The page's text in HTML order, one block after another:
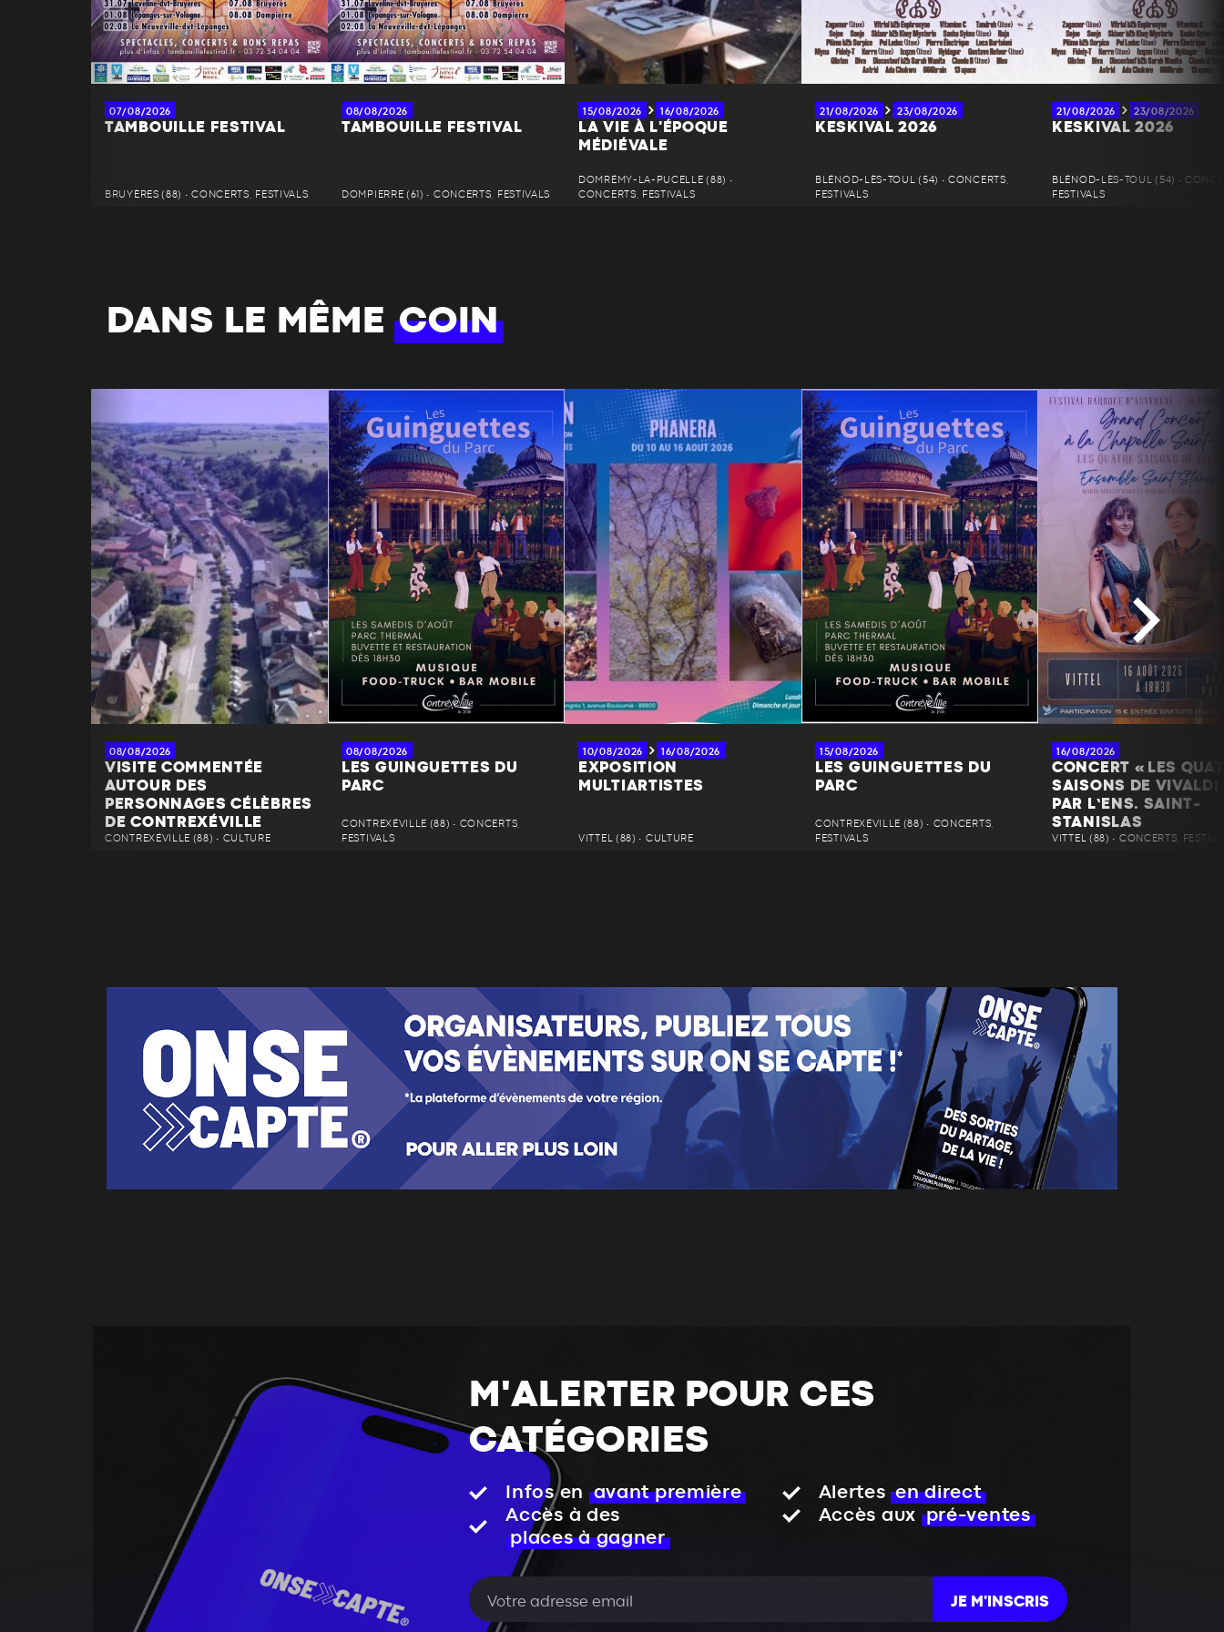
07/08/2026
TAMBOUILLE FESTIVAL
BRUYÈRES (88) • CONCERTS, FESTIVALS
08/08/2026
TAMBOUILLE FESTIVAL
DOMPIERRE (61) • CONCERTS, FESTIVALS
15/08/2026 16/08/2026
LA VIE À L'ÉPOQUE
MÉDIÉVALE
DOMRÉMY-LA-PUCELLE (88) •
CONCERTS, FESTIVALS
21/08/2026 23/08/2026
KESKIVAL 2026
BLÉNOD-LÈS-TOUL (54) • CONCERTS,
FESTIVALS
21/08/2026 23/08/2026
KESKIVAL 2026
BLÉNOD-LÈS-TOUL (54) •
FESTIVALS
DANS LE MÊMECOIN
08/08/2026
VISITE COMMENTÉE
AUTOUR DES
PERSONNAGES CÉLÈBRES
DE CONTREXÉVILLE
CONTREXÉVILLE (88) • CULTURE
08/08/2026
LES GUINGUETTES DU
PARC
CONTREXÉVILLE (88) • CONCERTS,
FESTIVALS
10/08/2026 16/08/2026
EXPOSITION
MULTIARTISTES
VITTEL (88) • CULTURE
15/08/2026
LES GUINGUETTES DU
PARC
CONTREXÉVILLE (88) • CONCERTS,
FESTIVALS
16/08/2026
CONCERT « LES
SAISONS DE VIVALDI
PAR L’ENS. SAINT-
STANISLAS
VITTEL (88) • CONCERTS,
M'ALERTER POUR CES
CATÉGORIES
Infos en avant première Alertes en direct
Accès à des
places à gagner
Accès aux pré-ventes
JE M'INSCRIS